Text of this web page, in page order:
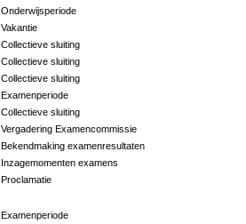
Onderwijsperiode
Vakantie
Collectieve sluiting
Collectieve sluiting
Collectieve sluiting
Examenperiode
Collectieve sluiting
Vergadering Examencommissie
Bekendmaking examenresultaten
Inzagemomenten examens
Proclamatie
Examenperiode